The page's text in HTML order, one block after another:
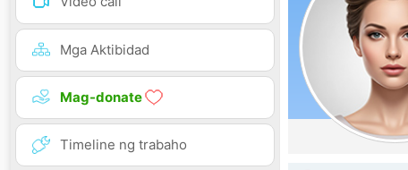
Mga Aktibidad
Mag-donate
Timeline ng trabaho